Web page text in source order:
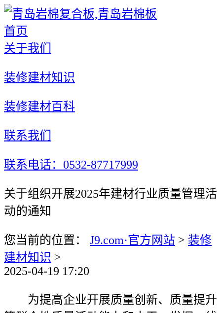
首页
关于我们
装修建材知识
装修建材百科
联系我们
联系电话：0532-87717999
关于组织开展2025年建材行业质量管理活
动的通知
您当前的位置： J9.com·官方网站 > 装修
建材知识 >
2025-04-19 17:20
为提高企业开展质量创新、质量提升